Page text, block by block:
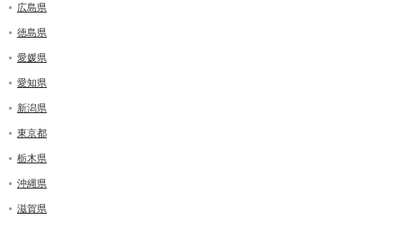
広島県
徳島県
愛媛県
愛知県
新潟県
東京都
栃木県
沖縄県
滋賀県